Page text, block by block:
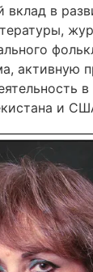
вклад в
активную
и